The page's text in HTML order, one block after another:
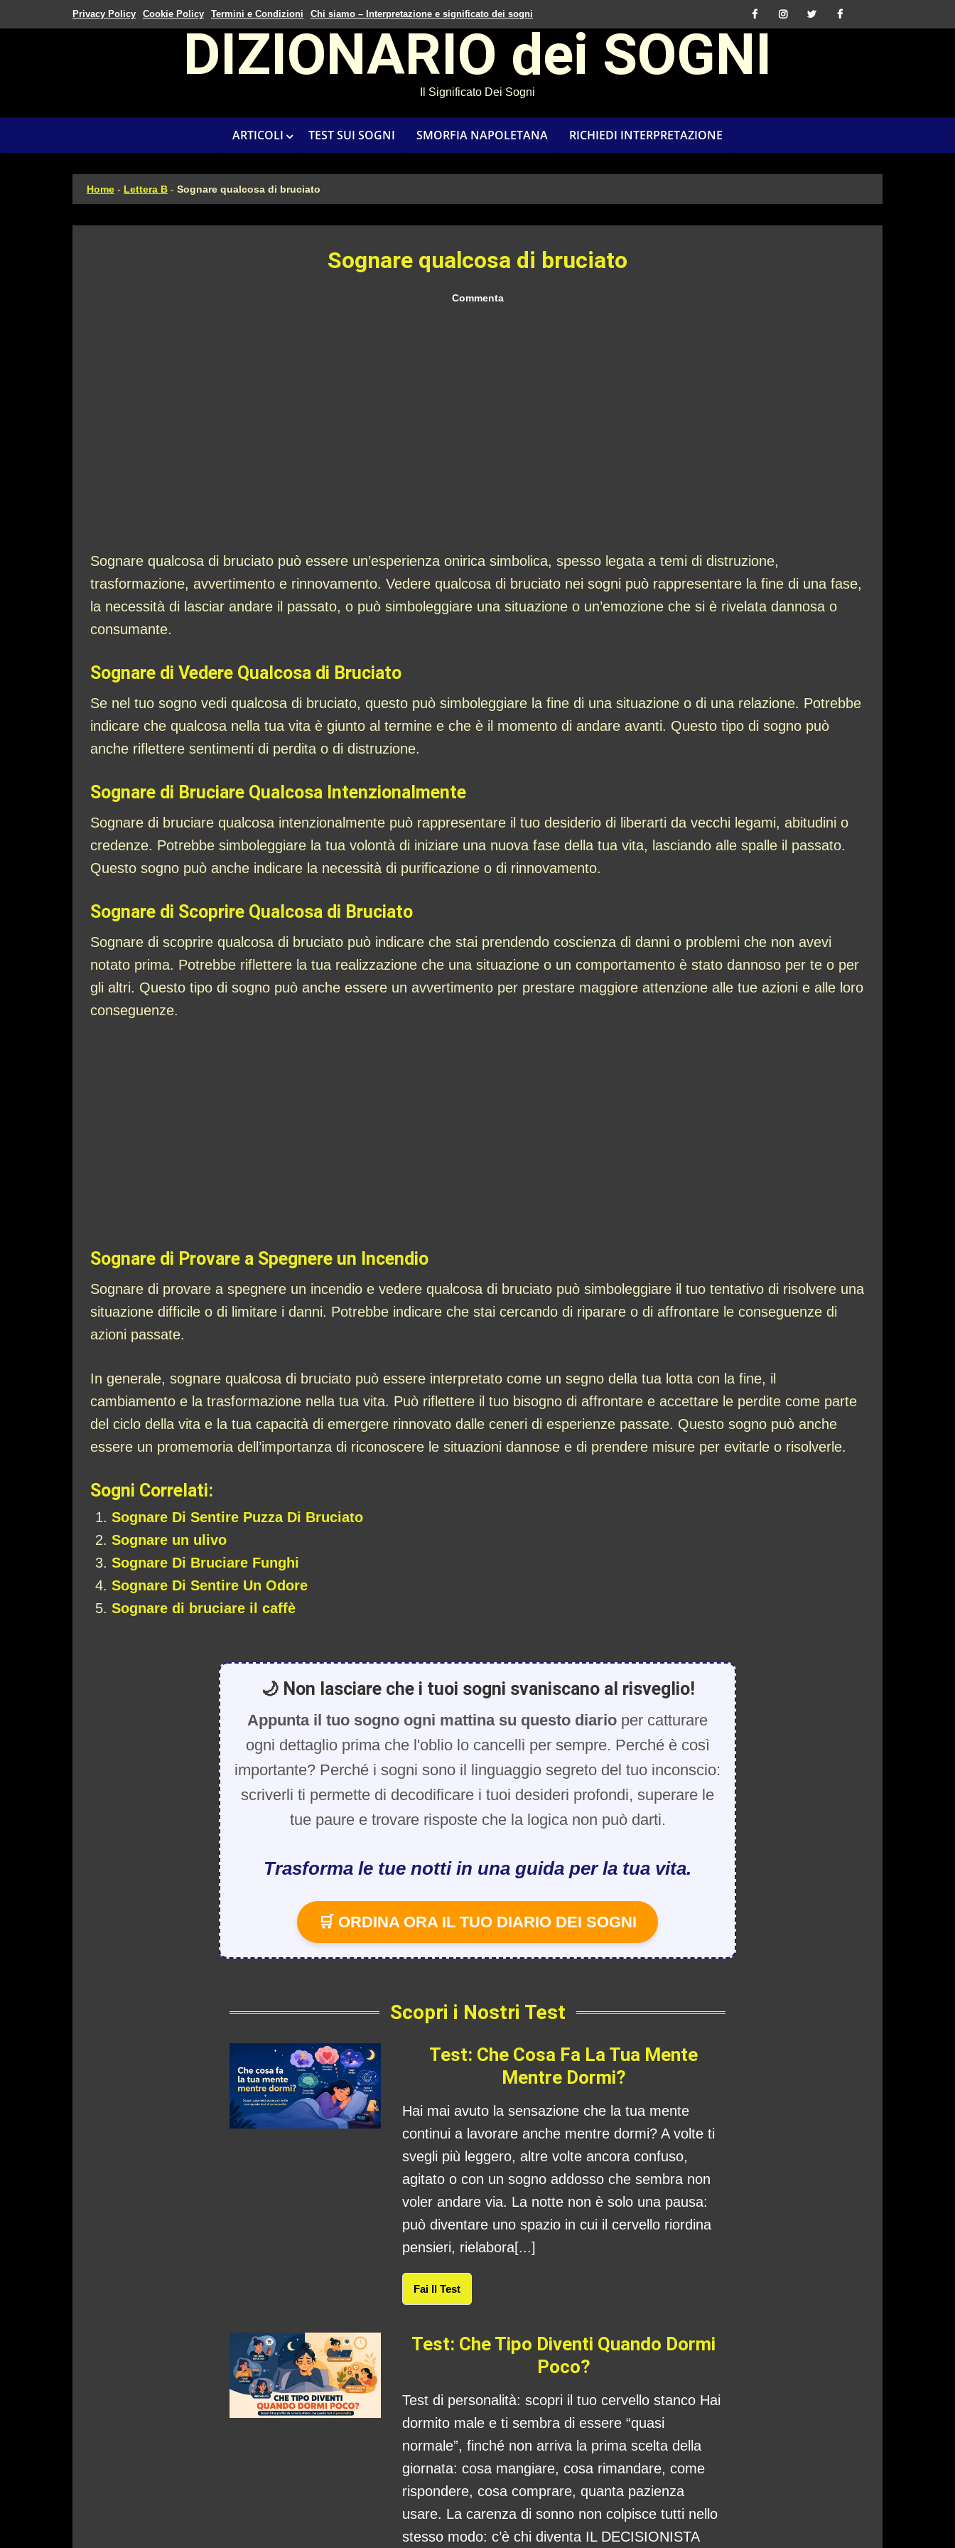
Privacy Policy Cookie Policy Termini e Condizioni Chi siamo – Interpretazione e significato dei sogni
DIZIONARIO dei SOGNI
Il Significato Dei Sogni
ARTICOLI TEST SUI SOGNI SMORFIA NAPOLETANA RICHIEDI INTERPRETAZIONE
Home - Lettera B - Sognare qualcosa di bruciato
Sognare qualcosa di bruciato
Commenta
Sognare qualcosa di bruciato può essere un’esperienza onirica simbolica, spesso legata a temi di distruzione,
trasformazione, avvertimento e rinnovamento. Vedere qualcosa di bruciato nei sogni può rappresentare la fine di una fase,
la necessità di lasciar andare il passato, o può simboleggiare una situazione o un’emozione che si è rivelata dannosa o
consumante.
Sognare di Vedere Qualcosa di Bruciato
Se nel tuo sogno vedi qualcosa di bruciato, questo può simboleggiare la fine di una situazione o di una relazione. Potrebbe
indicare che qualcosa nella tua vita è giunto al termine e che è il momento di andare avanti. Questo tipo di sogno può
anche riflettere sentimenti di perdita o di distruzione.
Sognare di Bruciare Qualcosa Intenzionalmente
Sognare di bruciare qualcosa intenzionalmente può rappresentare il tuo desiderio di liberarti da vecchi legami, abitudini o
credenze. Potrebbe simboleggiare la tua volontà di iniziare una nuova fase della tua vita, lasciando alle spalle il passato.
Questo sogno può anche indicare la necessità di purificazione o di rinnovamento.
Sognare di Scoprire Qualcosa di Bruciato
Sognare di scoprire qualcosa di bruciato può indicare che stai prendendo coscienza di danni o problemi che non avevi
notato prima. Potrebbe riflettere la tua realizzazione che una situazione o un comportamento è stato dannoso per te o per
gli altri. Questo tipo di sogno può anche essere un avvertimento per prestare maggiore attenzione alle tue azioni e alle loro
conseguenze.
Sognare di Provare a Spegnere un Incendio
Sognare di provare a spegnere un incendio e vedere qualcosa di bruciato può simboleggiare il tuo tentativo di risolvere una
situazione difficile o di limitare i danni. Potrebbe indicare che stai cercando di riparare o di affrontare le conseguenze di
azioni passate.
In generale, sognare qualcosa di bruciato può essere interpretato come un segno della tua lotta con la fine, il
cambiamento e la trasformazione nella tua vita. Può riflettere il tuo bisogno di affrontare e accettare le perdite come parte
del ciclo della vita e la tua capacità di emergere rinnovato dalle ceneri di esperienze passate. Questo sogno può anche
essere un promemoria dell’importanza di riconoscere le situazioni dannose e di prendere misure per evitarle o risolverle.
Sogni Correlati:
Sognare Di Sentire Puzza Di Bruciato
Sognare un ulivo
Sognare Di Bruciare Funghi
Sognare Di Sentire Un Odore
Sognare di bruciare il caffè
🌙 Non lasciare che i tuoi sogni svaniscano al risveglio!
Appunta il tuo sogno ogni mattina su questo diario per catturare
ogni dettaglio prima che l'oblio lo cancelli per sempre. Perché è così
importante? Perché i sogni sono il linguaggio segreto del tuo inconscio:
scriverli ti permette di decodificare i tuoi desideri profondi, superare le
tue paure e trovare risposte che la logica non può darti.
Trasforma le tue notti in una guida per la tua vita.
🛒 ORDINA ORA IL TUO DIARIO DEI SOGNI
Scopri i Nostri Test
Test: Che Cosa Fa La Tua Mente
Mentre Dormi?
Hai mai avuto la sensazione che la tua mente
continui a lavorare anche mentre dormi? A volte ti
svegli più leggero, altre volte ancora confuso,
agitato o con un sogno addosso che sembra non
voler andare via. La notte non è solo una pausa:
può diventare uno spazio in cui il cervello riordina
pensieri, rielabora[...]
Fai Il Test
Test: Che Tipo Diventi Quando Dormi
Poco?
Test di personalità: scopri il tuo cervello stanco Hai
dormito male e ti sembra di essere “quasi
normale”, finché non arriva la prima scelta della
giornata: cosa mangiare, cosa rimandare, come
rispondere, cosa comprare, quanta pazienza
usare. La carenza di sonno non colpisce tutti nello
stesso modo: c’è chi diventa IL DECISIONISTA